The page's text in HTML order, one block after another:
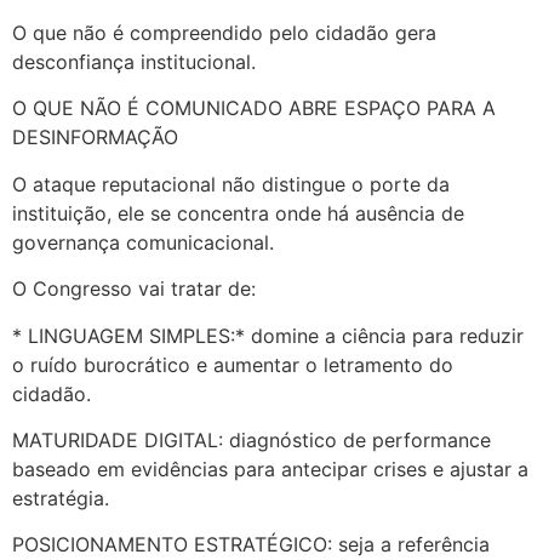
O que não é compreendido pelo cidadão gera
desconfiança institucional.
O QUE NÃO É COMUNICADO ABRE ESPAÇO PARA A
DESINFORMAÇÃO
O ataque reputacional não distingue o porte da
instituição, ele se concentra onde há ausência de
governança comunicacional.
O Congresso vai tratar de:
* LINGUAGEM SIMPLES:* domine a ciência para reduzir
o ruído burocrático e aumentar o letramento do
cidadão.
MATURIDADE DIGITAL: diagnóstico de performance
baseado em evidências para antecipar crises e ajustar a
estratégia.
POSICIONAMENTO ESTRATÉGICO: seja a referência